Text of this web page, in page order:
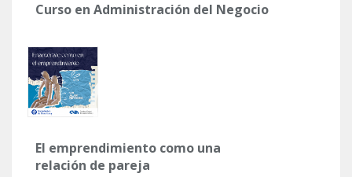
Curso en Administración del Negocio
El emprendimiento como una
relación de pareja